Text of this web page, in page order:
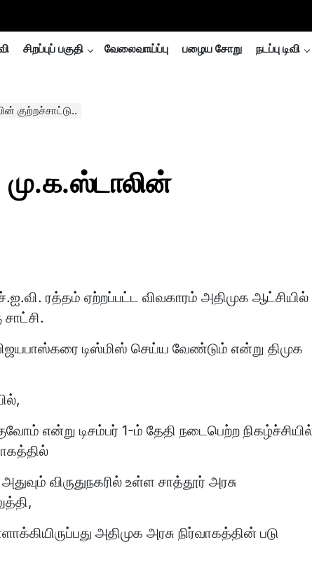
சிறப்புப் பகுதி வேலைவாய்ப்பு பழைய சோறு நடப்பு டிவி
குற்றச்சாட்டு..
மு.க.ஸ்டாலின்
ரத்தம் ஏற்றப்பட்ட விவகாரம் அதிமுக ஆட்சியில்
டிஸ்மிஸ் செய்ய வேண்டும் என்று திமுக
என்று டிசம்பர் 1-ம் தேதி நடைபெற்ற
விருதுநகரில் உள்ள சாத்தூர் அரசு
அதிமுக அரசு நிர்வாகத்தின் படு